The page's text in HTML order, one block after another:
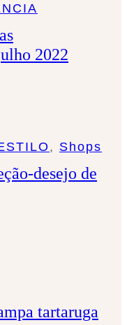
2022
, Shops
desejo de
tartaruga